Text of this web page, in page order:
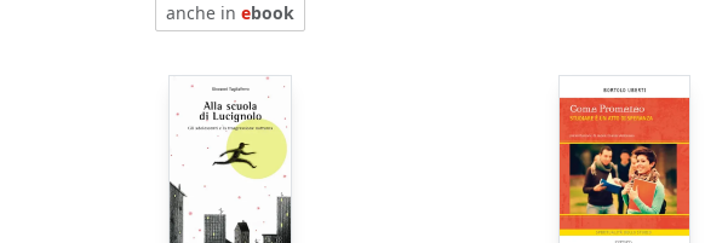
anche in ebook